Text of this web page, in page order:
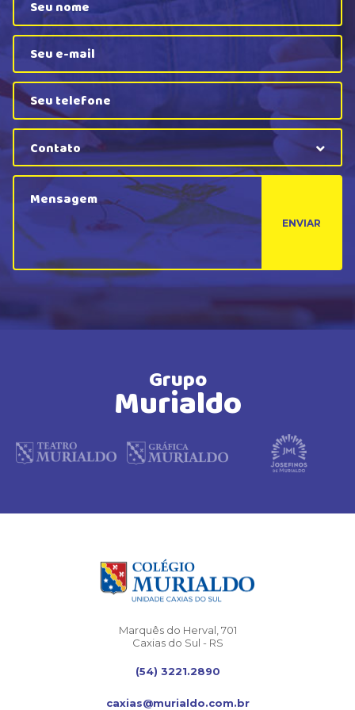
Contato
ENVIAR
Grupo
Murialdo
Marquês do Herval, 701
Caxias do Sul - RS
(54) 3221.2890
caxias@murialdo.com.br